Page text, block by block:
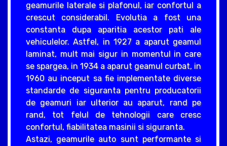
geamurile laterale si plafonul, iar confortul a
crescut considerabil. Evolutia a fost una
constanta dupa aparitia acestor pati ale
vehiculelor. Astfel, in 1927 a aparut geamul
laminat, mult mai sigur in momentul in care
se spargea, in 1934 a aparut geamul curbat, in
1960 au inceput sa fie implementate diverse
standarde de siguranta pentru producatorii
de geamuri iar ulterior au aparut, rand pe
rand, tot felul de tehnologii care cresc
confortul, fiabilitatea masinii si siguranta.
Astazi, geamurile auto sunt performante si